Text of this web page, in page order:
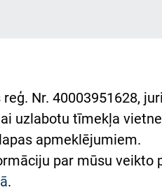
Nr. 40003951628,
uzlabotu tīmekļa
apmeklējumiem.
par mūsu veikto
.